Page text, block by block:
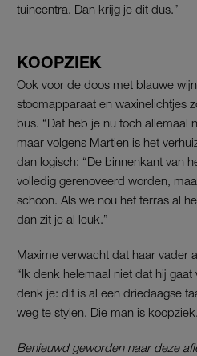
tuincentra. Dan krijg je dit dus.”
KOOPZIEK
Ook voor de doos met blauwe
stoomapparaat en waxinelichtjes
bus. “Dat heb je nu toch allemaal
maar volgens Martien is het
dan logisch: “De binnenkant van
volledig gerenoveerd worden,
schoon. Als we nou het terras al
dan zit je al leuk.”
Maxime verwacht dat haar vader
“Ik denk helemaal niet dat hij
denk je: dit is al een driedaagse
weg te stylen. Die man is
Benieuwd geworden naar deze